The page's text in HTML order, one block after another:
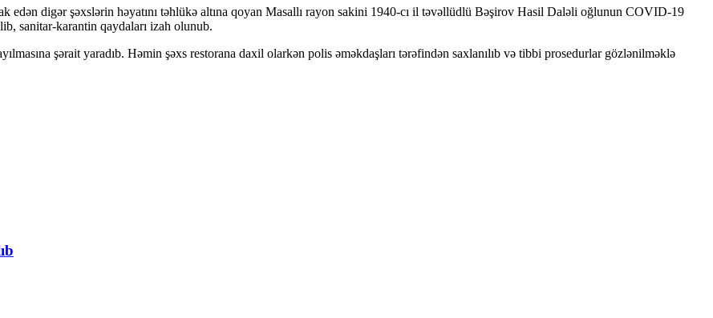
edən digər şəxslərin həyatını təhlükə altına qoyan Masallı rayon sakini 1940-cı il təvəllüdlü Bəşirov Hasil Daləli oğlunun COVID-19
sanitar-karantin qaydaları izah olunub.
şərait yaradıb. Həmin şəxs restorana daxil olarkən polis əməkdaşları tərəfindən saxlanılıb və tibbi prosedurlar gözlənilməklə